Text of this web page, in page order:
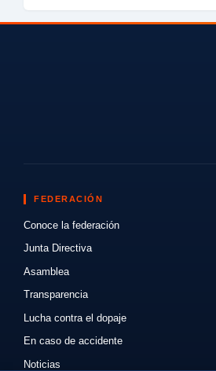
FEDERACIÓN
Conoce la federación
Junta Directiva
Asamblea
Transparencia
Lucha contra el dopaje
En caso de accidente
Noticias